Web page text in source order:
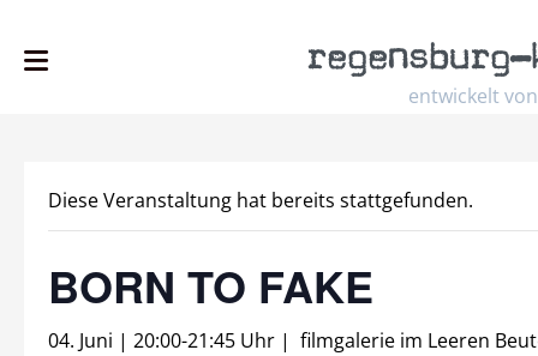
entwickelt von
regensburg–
Diese Veranstaltung hat bereits stattgefunden.
BORN TO FAKE
04. Juni | 20:00-21:45 Uhr | filmgalerie im Leeren